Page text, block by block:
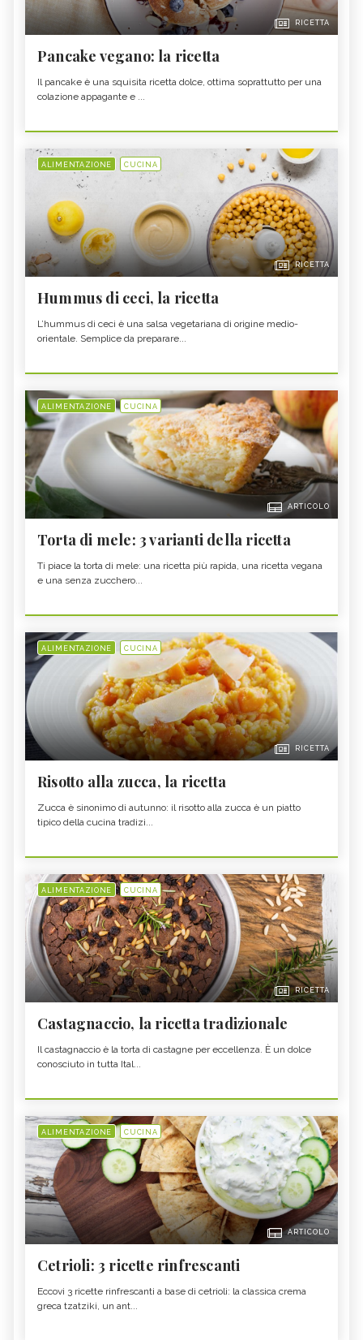
RICETTA
Pancake vegano: la ricetta
Il pancake è una squisita ricetta dolce, ottima soprattutto per una
colazione appagante e ...
ALIMENTAZIONE CUCINA
RICETTA
Hummus di ceci, la ricetta
L’hummus di ceci è una salsa vegetariana di origine medio-
orientale. Semplice da preparare...
ALIMENTAZIONE CUCINA
ARTICOLO
Torta di mele: 3 varianti della ricetta
Ti piace la torta di mele: una ricetta più rapida, una ricetta vegana
e una senza zucchero...
ALIMENTAZIONE CUCINA
RICETTA
Risotto alla zucca, la ricetta
Zucca è sinonimo di autunno: il risotto alla zucca è un piatto
tipico della cucina tradizi...
ALIMENTAZIONE CUCINA
RICETTA
Castagnaccio, la ricetta tradizionale
Il castagnaccio è la torta di castagne per eccellenza. È un dolce
conosciuto in tutta Ital...
ALIMENTAZIONE CUCINA
ARTICOLO
Cetrioli: 3 ricette rinfrescanti
Eccovi 3 ricette rinfrescanti a base di cetrioli: la classica crema
greca tzatziki, un ant...